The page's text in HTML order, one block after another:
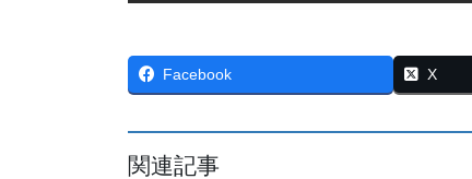
Facebook X
関連記事